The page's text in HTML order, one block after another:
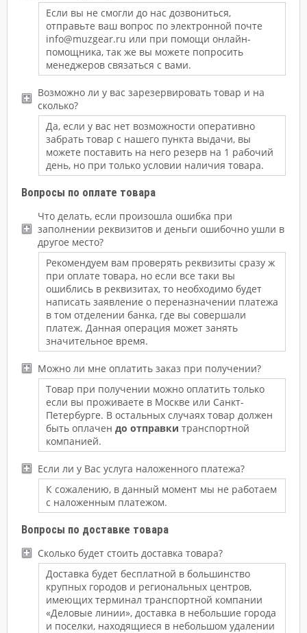
Если вы не смогли до нас дозвониться,
отправьте ваш вопрос по электронной почте
info@muzgear.ru или при помощи онлайн-
помощника, так же вы можете попросить
менеджеров связаться с вами.
Возможно ли у вас зарезервировать товар и на
сколько?
Да, если у вас нет возможности оперативно
забрать товар с нашего пункта выдачи, вы
можете поставить на него резерв на 1 рабочий
день, но при только условии наличия товара.
Вопросы по оплате товара
Что делать, если произошла ошибка при
заполнении реквизитов и деньги ошибочно ушли в
другое место?
Рекомендуем вам проверять реквизиты сразу ж
при оплате товара, но если все таки вы
ошиблись в реквизитах, то необходимо будет
написать заявление о переназначении платежа
в том отделении банка, где вы совершали
платеж. Данная операция может занять
значительное время.
Можно ли мне оплатить заказ при получении?
Товар при получении можно оплатить только
если вы проживаете в Москве или Санкт-
Петербурге. В остальных случаях товар должен
быть оплачен до отправки транспортной
компанией.
Если ли у Вас услуга наложенного платежа?
К сожалению, в данный момент мы не работаем
с наложенным платежом.
Вопросы по доставке товара
Сколько будет стоить доставка товара?
Доставка будет бесплатной в большинство
крупных городов и региональных центров,
имеющих терминал транспортной компании
«Деловые линии», доставка в небольшие города
и поселки, находящиеся в небольшом удалении